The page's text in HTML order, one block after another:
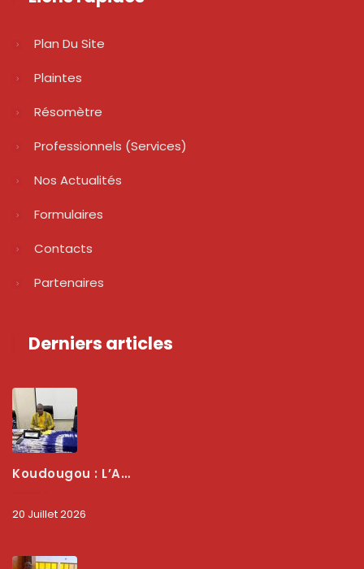
Plan Du Site
Plaintes
Résomètre
Professionnels (services)
Nos Actualités
Formulaires
Contacts
Partenaires
Derniers articles
Koudougou : L’ARCEP Renforce Le Dialogue Avec Les Associations De Consommateurs Pour Mieux Protéger Les Usagers
20 Juillet 2026